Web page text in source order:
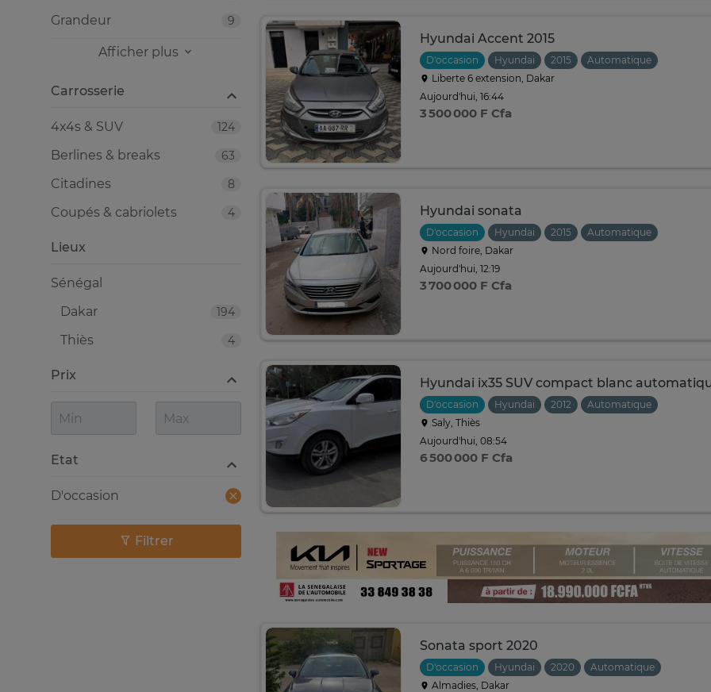
Hyundai Accent 2015
D'occasion Hyundai 2015
Automatique
Liberte 6 extension, Dakar
Aujourd'hui, 16:44
3 500 000 F Cfa
Hyundai sonata
D'occasion Hyundai 2015
Automatique
Nord foire, Dakar
Aujourd'hui, 12:19
3 700 000 F Cfa
Hyundai ix35 SUV compact blanc
D'occasion Hyundai 2012
Automatique
Saly, Thiès
Aujourd'hui, 08:54
6 500 000 F Cfa
Sonata sport 2020
D'occasion Hyundai 2020
Automatique
Almadies, Dakar
Lieux
Sénégal
194
Dakar
4
Thiès
Prix
Etat
D'occasion
9
Grandeur
Afficher plus
Carrosserie
124
4x4s & SUV
63
Berlines & breaks
8
Citadines
4
Coupés & cabriolets
Filtrer